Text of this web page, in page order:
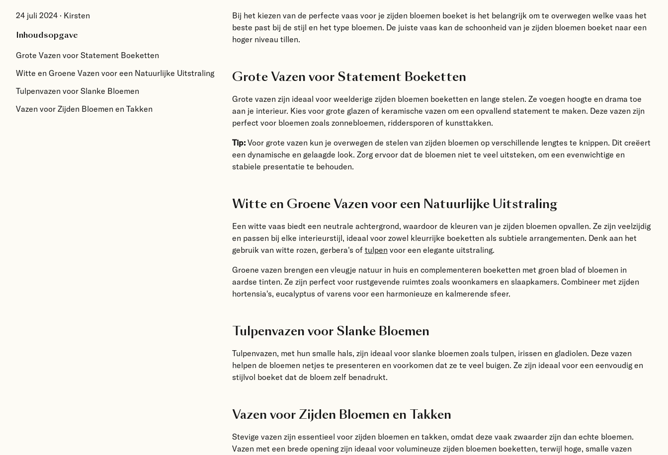
24 juli 2024 · Kirsten
Inhoudsopgave
Grote Vazen voor Statement Boeketten
Witte en Groene Vazen voor een Natuurlijke Uitstraling
Tulpenvazen voor Slanke Bloemen
Vazen voor Zijden Bloemen en Takken
Bij het kiezen van de perfecte vaas voor je zijden bloemen boeket is het belangrijk om te overwegen welke vaas het
beste past bij de stijl en het type bloemen. De juiste vaas kan de schoonheid van je zijden bloemen boeket naar een
hoger niveau tillen.
Grote Vazen voor Statement Boeketten
Grote vazen zijn ideaal voor weelderige zijden bloemen boeketten en lange stelen. Ze voegen hoogte en drama toe
aan je interieur. Kies voor grote glazen of keramische vazen om een opvallend statement te maken. Deze vazen zijn
perfect voor bloemen zoals zonnebloemen, riddersporen of kunsttakken.
Tip:Voor grote vazen kun je overwegen de stelen van zijden bloemen op verschillende lengtes te knippen. Dit creëert
een dynamische en gelaagde look. Zorg ervoor dat de bloemen niet te veel uitsteken, om een evenwichtige en
stabiele presentatie te behouden.
Witte en Groene Vazen voor een Natuurlijke Uitstraling
Een witte vaas biedt een neutrale achtergrond, waardoor de kleuren van je zijden bloemen opvallen. Ze zijn veelzijdig
en passen bij elke interieurstijl, ideaal voor zowel kleurrijke boeketten als subtiele arrangementen. Denk aan het
gebruik van witte rozen, gerbera's of tulpen voor een elegante uitstraling.
Groene vazen brengen een vleugje natuur in huis en complementeren boeketten met groen blad of bloemen in
aardse tinten. Ze zijn perfect voor rustgevende ruimtes zoals woonkamers en slaapkamers. Combineer met zijden
hortensia's, eucalyptus of varens voor een harmonieuze en kalmerende sfeer.
Tulpenvazen voor Slanke Bloemen
Tulpenvazen, met hun smalle hals, zijn ideaal voor slanke bloemen zoals tulpen, irissen en gladiolen. Deze vazen
helpen de bloemen netjes te presenteren en voorkomen dat ze te veel buigen. Ze zijn ideaal voor een eenvoudig en
stijlvol boeket dat de bloem zelf benadrukt.
Vazen voor Zijden Bloemen en Takken
Stevige vazen zijn essentieel voor zijden bloemen en takken, omdat deze vaak zwaarder zijn dan echte bloemen.
Vazen met een brede opening zijn ideaal voor volumineuze zijden bloemen boeketten, terwijl hoge, smalle vazen